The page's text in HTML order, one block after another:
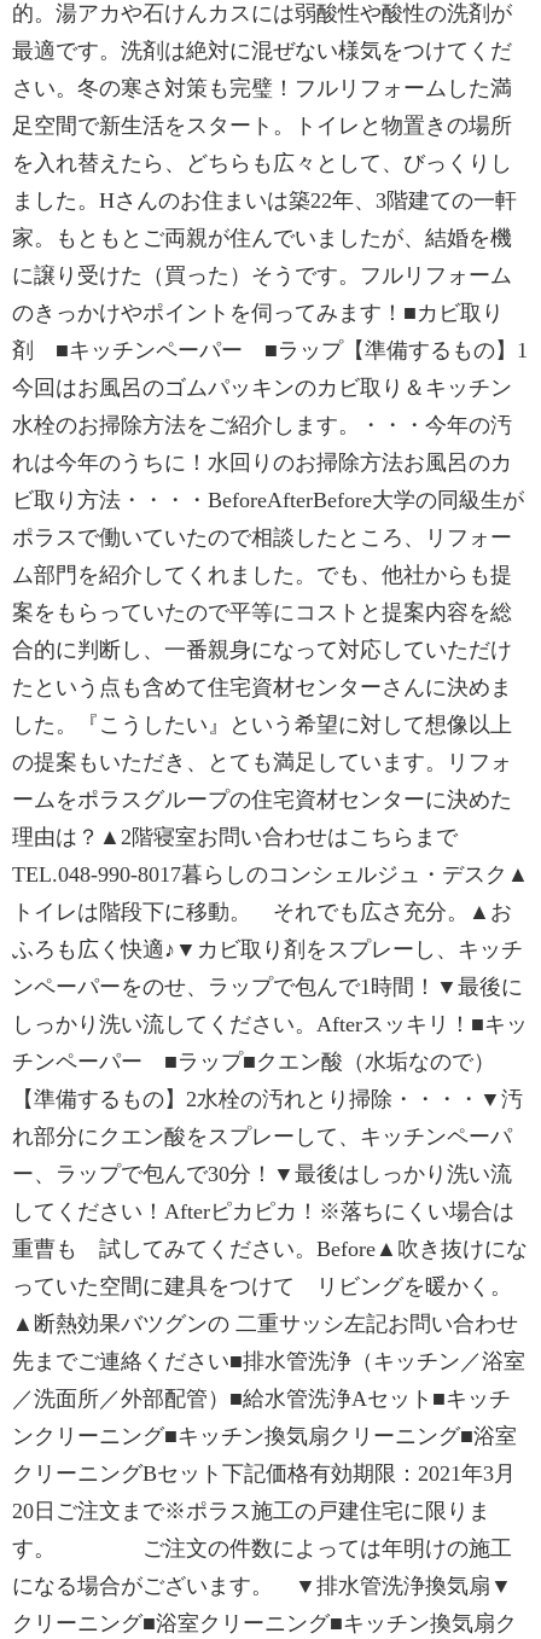
的。湯アカや石けんカスには弱酸性や酸性の洗剤が
最適です。洗剤は絶対に混ぜない様気をつけてくだ
さい。冬の寒さ対策も完璧！フルリフォームした満
足空間で新生活をスタート。トイレと物置きの場所
を入れ替えたら、どちらも広々として、びっくりし
ました。Hさんのお住まいは築22年、3階建ての一軒
家。もともとご両親が住んでいましたが、結婚を機
に譲り受けた（買った）そうです。フルリフォーム
のきっかけやポイントを伺ってみます！■カビ取り
剤 ■キッチンペーパー ■ラップ【準備するもの】1
今回はお風呂のゴムパッキンのカビ取り＆キッチン
水栓のお掃除方法をご紹介します。・・・今年の汚
れは今年のうちに！水回りのお掃除方法お風呂のカ
ビ取り方法・・・・BeforeAfterBefore大学の同級生が
ポラスで働いていたので相談したところ、リフォー
ム部門を紹介してくれました。でも、他社からも提
案をもらっていたので平等にコストと提案内容を総
合的に判断し、一番親身になって対応していただけ
たという点も含めて住宅資材センターさんに決めま
した。『こうしたい』という希望に対して想像以上
の提案もいただき、とても満足しています。リフォ
ームをポラスグループの住宅資材センターに決めた
理由は？▲2階寝室お問い合わせはこちらまで
TEL.048-990-8017暮らしのコンシェルジュ・デスク▲
トイレは階段下に移動。 それでも広さ充分。▲お
ふろも広く快適♪▼カビ取り剤をスプレーし、キッチ
ンペーパーをのせ、ラップで包んで1時間！▼最後に
しっかり洗い流してください。Afterスッキリ！■キッ
チンペーパー ■ラップ■クエン酸（水垢なので）
【準備するもの】2水栓の汚れとり掃除・・・・▼汚
れ部分にクエン酸をスプレーして、キッチンペーパ
ー、ラップで包んで30分！▼最後はしっかり洗い流
してください！Afterピカピカ！※落ちにくい場合は
重曹も 試してみてください。Before▲吹き抜けにな
っていた空間に建具をつけて リビングを暖かく。
▲断熱効果バツグンの 二重サッシ左記お問い合わせ
先までご連絡ください■排水管洗浄（キッチン／浴室
／洗面所／外部配管）■給水管洗浄Aセット■キッチ
ンクリーニング■キッチン換気扇クリーニング■浴室
クリーニングBセット下記価格有効期限：2021年3月
20日ご注文まで※ポラス施工の戸建住宅に限りま
す。 ご注文の件数によっては年明けの施工
になる場合がございます。 ▼排水管洗浄換気扇▼
クリーニング■浴室クリーニング■キッチン換気扇ク